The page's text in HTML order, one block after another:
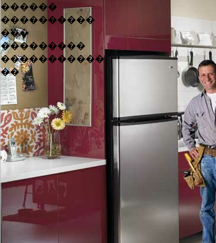
������
����������
���
���������
�����������
��